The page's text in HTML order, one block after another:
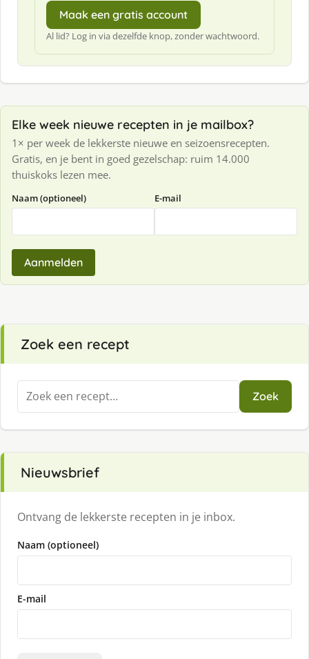
Maak een gratis account
Al lid? Log in via dezelfde knop, zonder wachtwoord.
Elke week nieuwe recepten in je mailbox?
1× per week de lekkerste nieuwe en seizoensrecepten.
Gratis, en je bent in goed gezelschap: ruim 14.000
thuiskoks lezen mee.
Naam (optioneel) E-mail
Aanmelden
Zoek een recept
Zoeken
naar:
Zoek
Nieuwsbrief
Ontvang de lekkerste recepten in je inbox.
Naam (optioneel)
E-mail